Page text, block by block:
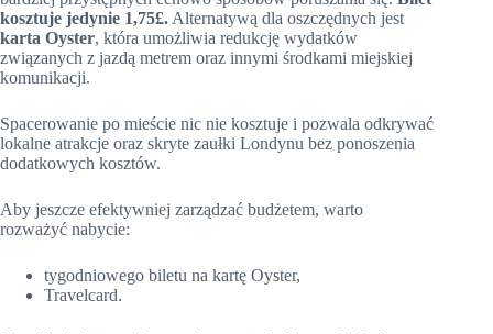
kosztuje jedynie 1,75£. Alternatywą dla oszczędnych jest
karta Oyster, która umożliwia redukcję wydatków
związanych z jazdą metrem oraz innymi środkami miejskiej
komunikacji.
Spacerowanie po mieście nic nie kosztuje i pozwala odkrywać
lokalne atrakcje oraz skryte zaułki Londynu bez ponoszenia
dodatkowych kosztów.
Aby jeszcze efektywniej zarządzać budżetem, warto
rozważyć nabycie:
tygodniowego biletu na kartę Oyster,
Travelcard.